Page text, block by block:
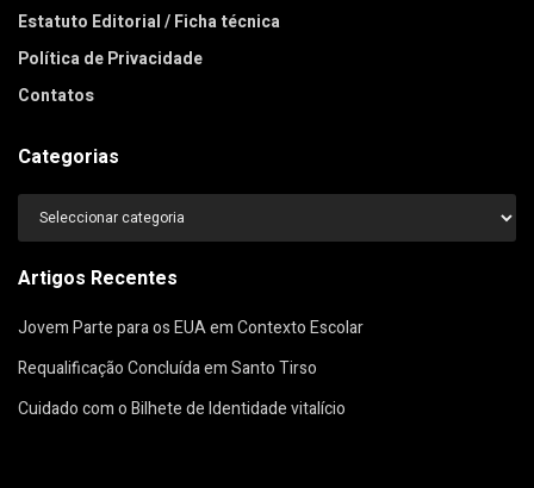
Estatuto Editorial / Ficha técnica
Política de Privacidade
Contatos
Categorias
Categorias
Artigos Recentes
Jovem Parte para os EUA em Contexto Escolar
Requalificação Concluída em Santo Tirso
Cuidado com o Bilhete de Identidade vitalício